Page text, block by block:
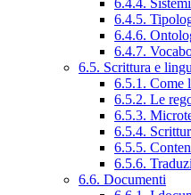
6.4.4.
6.4.5.
6.4.6.
6.4.7.
6.5. Scrittura e
6.5.1. Come
6.5.2. Le
6.5.3.
6.5.4.
6.5.5.
6.5.6.
6.6. Documenti